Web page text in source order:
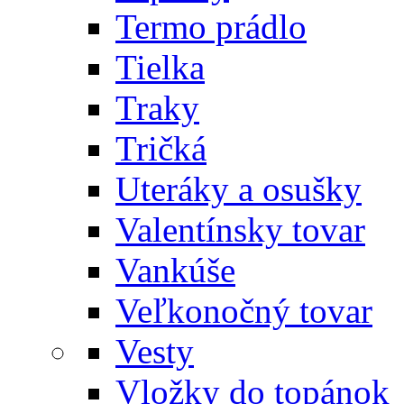
Termo prádlo
Tielka
Traky
Tričká
Uteráky a osušky
Valentínsky tovar
Vankúše
Veľkonočný tovar
Vesty
Vložky do topánok